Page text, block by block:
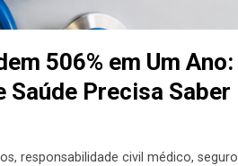
506% em Um Ano:
Saúde Precisa Saber
, responsabilidade civil médico, seguro